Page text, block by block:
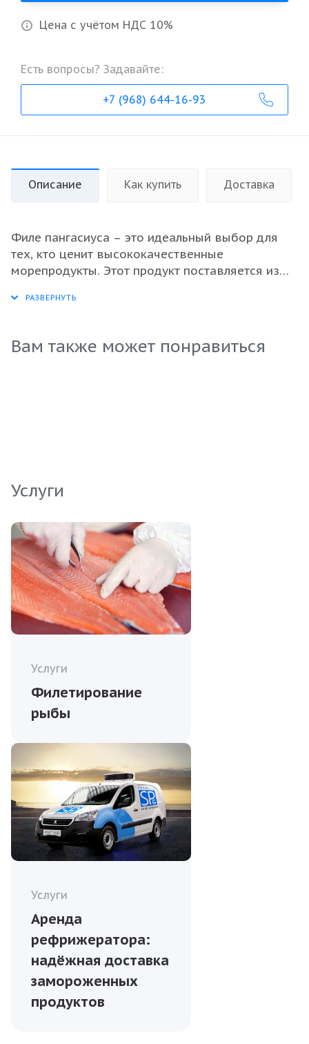
Цена с учётом НДС 10%
Есть вопросы? Задавайте:
+7 (968) 644-16-93
Описание Как купить Доставка
Филе пангасиуса – это идеальный выбор для
тех, кто ценит высококачественные
морепродукты. Этот продукт поставляется из
свежестью благодаря процессу заморозки.
вкус, что делает его универсальным
ингредиентом для различных блюд. Широкое
Вам также может понравиться
Услуги
Услуги
Филетирование
рыбы
Услуги
Аренда
рефрижератора:
надёжная доставка
замороженных
продуктов